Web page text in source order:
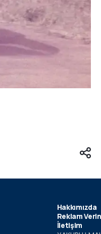
Hakkımızda
Reklam Verin
İletişim